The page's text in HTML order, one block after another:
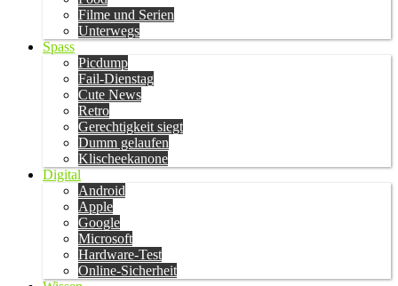
Filme und Serien
Unterwegs
Spass
Picdump
Fail-Dienstag
Cute News
Retro
Gerechtigkeit siegt
Dumm gelaufen
Klischeekanone
Digital
Android
Apple
Google
Microsoft
Hardware-Test
Online-Sicherheit